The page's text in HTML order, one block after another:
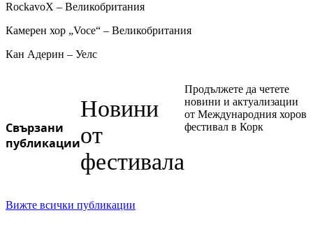
RockavoX – Великобритания
Камерен хор „Voce“ – Великобритания
Кан Адерин – Уелс
Свързани
публикации
Новини
от
фестивала
Продължете да четете
новини и актуализации
от Международния хоров
фестивал в Корк
Вижте всички публикации